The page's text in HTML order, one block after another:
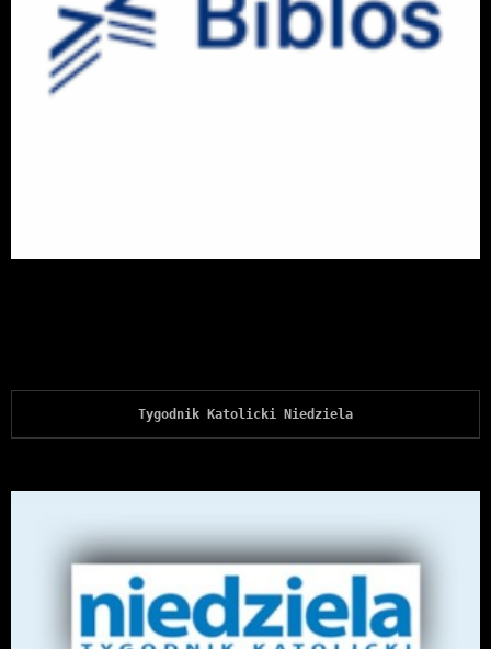
Tygodnik Katolicki Niedziela